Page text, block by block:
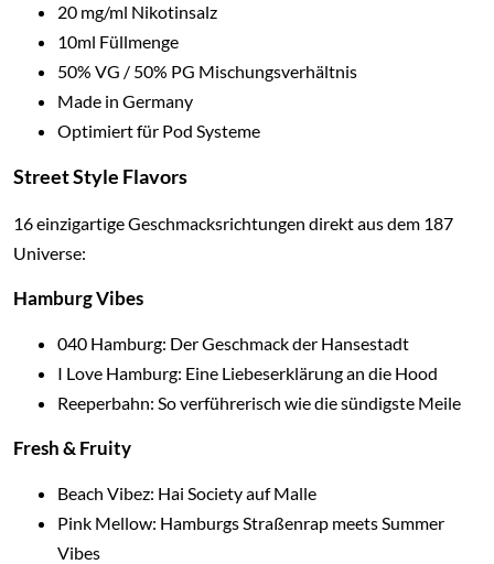
20 mg/ml Nikotinsalz
10ml Füllmenge
50% VG / 50% PG Mischungsverhältnis
Made in Germany
Optimiert für Pod Systeme
Street Style Flavors
16 einzigartige Geschmacksrichtungen direkt aus dem 187
Universe:
Hamburg Vibes
040 Hamburg: Der Geschmack der Hansestadt
I Love Hamburg: Eine Liebeserklärung an die Hood
Reeperbahn: So verführerisch wie die sündigste Meile
Fresh & Fruity
Beach Vibez: Hai Society auf Malle
Pink Mellow: Hamburgs Straßenrap meets Summer
Vibes